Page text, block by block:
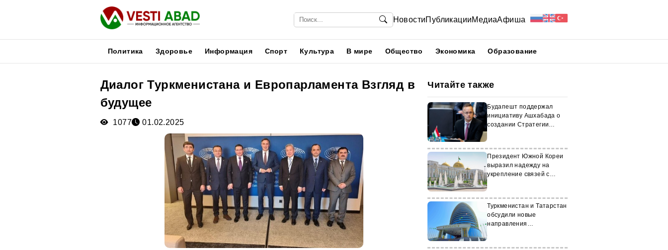
НовостиПубликацииМедиаАфиша
Политика Здоровье Информация Спорт Культура В мире Общество Экономика Образование
Диалог Туркменистана и Европарламента Взгляд в
будущее
1077 01.02.2025
Читайте также
Будапешт поддержал
инициативу Ашхабада о
создании Стратегии
Президент Южной Кореи
выразил надежду на
укрепление связей с
Туркменистан и Татарстан
обсудили новые
направления